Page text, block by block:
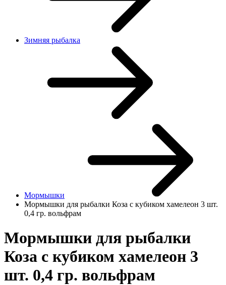
Зимняя рыбалка
Мормышки
Мормышки для рыбалки Коза с кубиком хамелеон 3 шт.
0,4 гр. вольфрам
Мормышки для рыбалки
Коза с кубиком хамелеон 3
шт. 0,4 гр. вольфрам